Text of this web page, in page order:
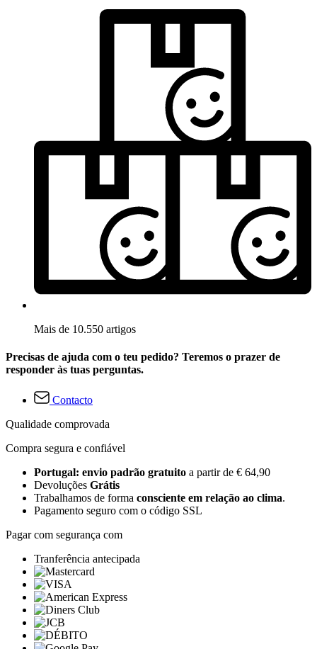
Mais de 10.550 artigos
Precisas de ajuda com o teu pedido? Teremos o prazer de
responder às tuas perguntas.
Contacto
Qualidade comprovada
Compra segura e confiável
Portugal: envio padrão gratuito a partir de € 64,90
Devoluções Grátis
Trabalhamos de forma consciente em relação ao clima.
Pagamento seguro com o código SSL
Pagar com segurança com
Tranferência antecipada